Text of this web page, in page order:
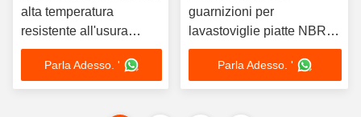
alta temperatura
resistente all'usura
resistente alla
combinazione di
guarnizioni
Parla Adesso. '
guarnizioni per
lavastoviglie piatte NBR
FKM Metalli di gomma
piattaParla Adesso. '